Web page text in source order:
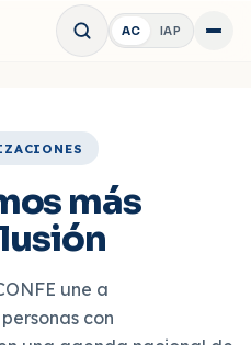
AC IAP Abrir
más
une a
con